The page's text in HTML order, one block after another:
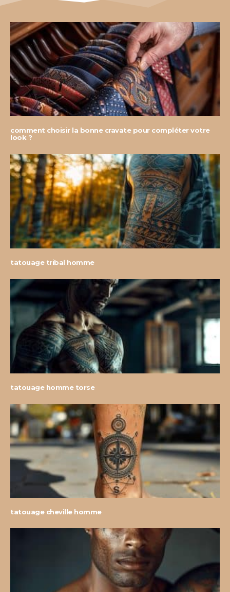
comment choisir la bonne cravate pour compléter votre
look ?
tatouage tribal homme
tatouage homme torse
tatouage cheville homme